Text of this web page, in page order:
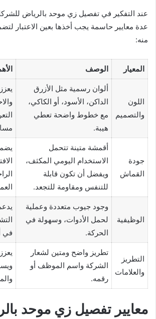
عند التفكير في تفصيل زي موحد بالرياض
عدة معايير حاسمة يجب أخذها بعين الاعتبار
منه:
المعيار الوصف
اللون
والتصميم
ألوان رسمية مثل الأزرق
الداكن، الأسود، أو الكاكي،
مع خطوط واضحة تعطي
هيبة.
جودة
القماش
أقمشة متينة تتحمل
الاستخدام اليومي المكثف،
ويفضل أن تكون قابلة
للتنفس ومقاومة للتجعد.
الوظيفية
وجود جيوب متعددة وعملية
لحمل الأدوات، وسهولة في
الحركة.
في
التطريز
والعلامات
تطريز واضح ومتين لشعار
الشركة واسم الموظف أو
رقمه.
معايير تفصيل زي موحد